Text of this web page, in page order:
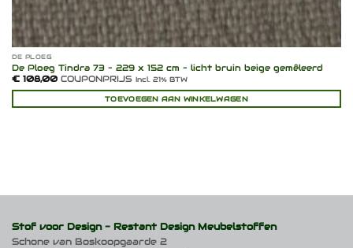
DE PLOEG
De Ploeg Tindra 73 – 229 x 152 cm – licht bruin beige gemêleerd
€108,00COUPONPRIJS Incl. 21% BTW
TOEVOEGEN AAN WINKELWAGEN
Stof voor Design - Restant Design Meubelstoffen
Schone van Boskoopgaarde 2